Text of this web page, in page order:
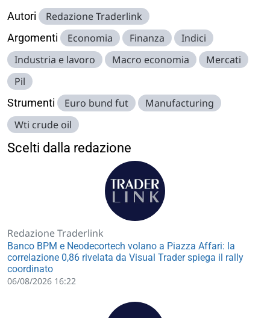
Autori Redazione Traderlink
Argomenti Economia Finanza
Indici
Industria e lavoro
Macro economia
Mercati
Pil
Strumenti Euro bund fut
Manufacturing
Wti crude oil
Scelti dalla redazione
Redazione Traderlink
Banco BPM e Neodecortech volano a Piazza Affari: la
correlazione 0,86 rivelata da Visual Trader spiega il rally
coordinato
06/08/2026 16:22